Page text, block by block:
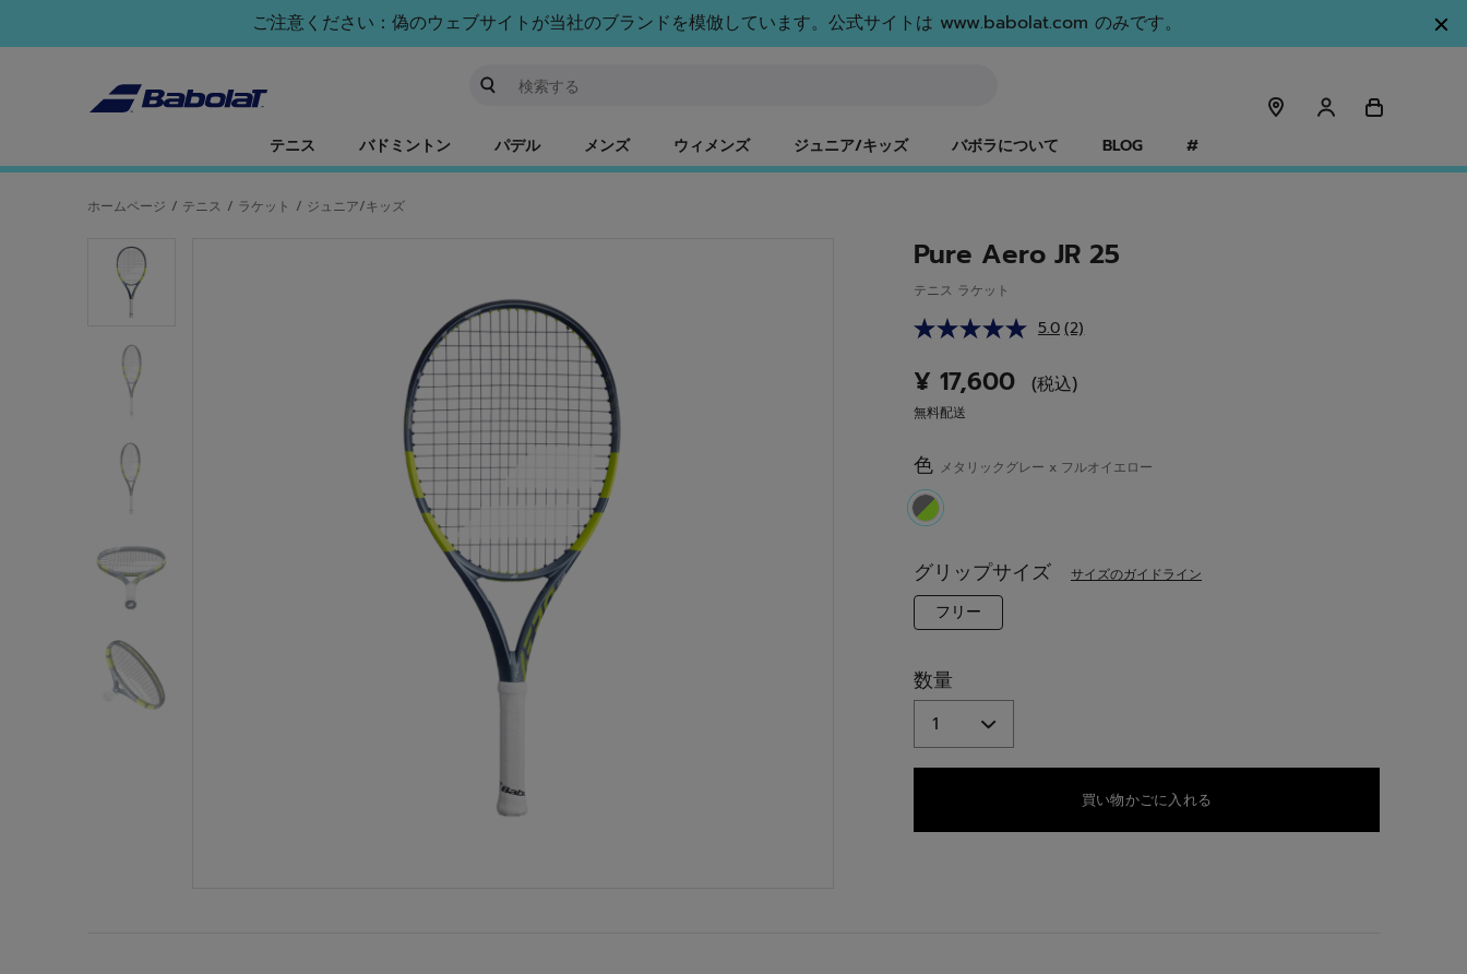
ご注意ください：偽のウェブサイトが当社のブランドを模倣しています。公式サイトは www.babolat.com のみです。
テニス バドミントン パデル メンズ ウィメンズ ジュニア/キッズ バボラについて BLOG #
ホームページ / テニス / ラケット / ジュニア/キッズ
Pure Aero JR 25
テニス ラケット
5.0 レ
ュ
ー
同
じ
リ
ン
(2)
¥ 17,600 (税込)
無料配送
色 メタリックグレー x フルオイエロー
selected
グリップサイズ サイズのガイドライン
フリー
数量
買い物かごに入れる